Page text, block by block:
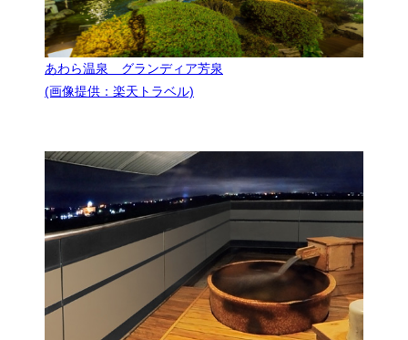
あわら温泉 グランディア芳泉
(画像提供：楽天トラベル)